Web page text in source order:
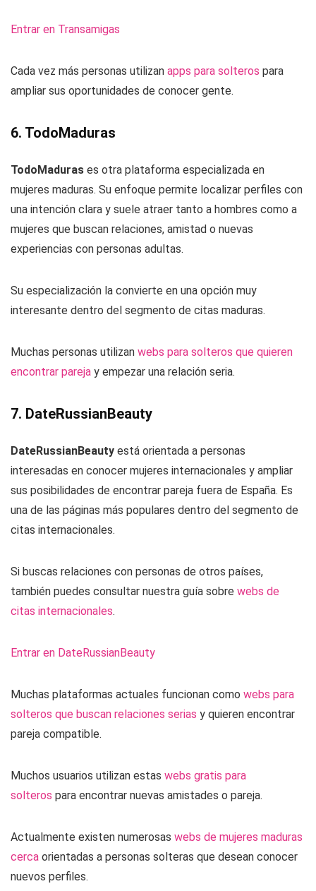
Entrar en Transamigas
Cada vez más personas utilizan apps para solteros para
ampliar sus oportunidades de conocer gente.
6. TodoMaduras
TodoMaduras es otra plataforma especializada en
mujeres maduras. Su enfoque permite localizar perfiles con
una intención clara y suele atraer tanto a hombres como a
mujeres que buscan relaciones, amistad o nuevas
experiencias con personas adultas.
Su especialización la convierte en una opción muy
interesante dentro del segmento de citas maduras.
Muchas personas utilizan webs para solteros que quieren
encontrar pareja y empezar una relación seria.
7. DateRussianBeauty
DateRussianBeauty está orientada a personas
interesadas en conocer mujeres internacionales y ampliar
sus posibilidades de encontrar pareja fuera de España. Es
una de las páginas más populares dentro del segmento de
citas internacionales.
Si buscas relaciones con personas de otros países,
también puedes consultar nuestra guía sobre webs de
citas internacionales.
Entrar en DateRussianBeauty
Muchas plataformas actuales funcionan como webs para
solteros que buscan relaciones serias y quieren encontrar
pareja compatible.
Muchos usuarios utilizan estas webs gratis para
solteros para encontrar nuevas amistades o pareja.
Actualmente existen numerosas webs de mujeres maduras
cerca orientadas a personas solteras que desean conocer
nuevos perfiles.